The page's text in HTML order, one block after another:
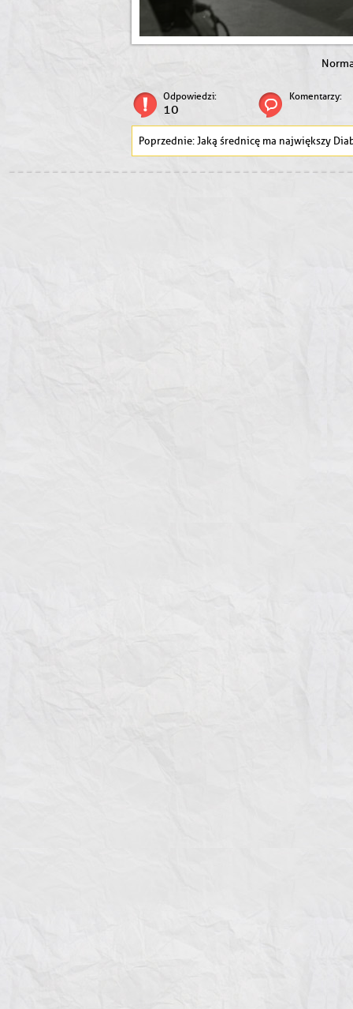
Odpowiedzi:
10
Komentarzy:
Jaką średnicę ma największy Diabelski Młyn